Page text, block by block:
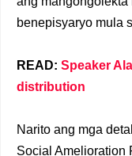
benepisyaryo mula
READ: Speaker
distribution
Narito ang mga
Social Amelioration